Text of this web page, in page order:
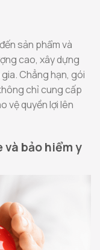
sản phẩm và
cao, xây dựng
Chẳng hạn, gói
chỉ cung cấp
vệ quyền lợi lên
và bảo hiểm y